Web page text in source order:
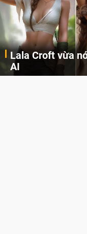
Lala Croft vừa
AI